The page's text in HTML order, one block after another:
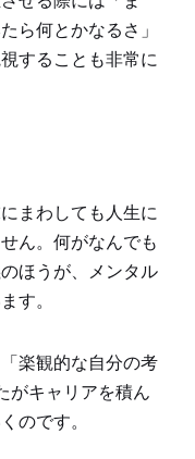
ら何とかなるさ」
することも非常に
まわしても人生に
ん。何がなんでも
ほうが、メンタル
す。
楽観的な自分の考
がキャリアを積ん
のです。